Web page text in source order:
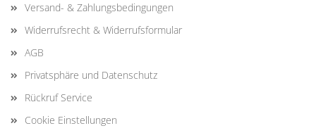
Versand- & Zahlungsbedingungen
Widerrufsrecht & Widerrufsformular
AGB
Privatsphäre und Datenschutz
Rückruf Service
Cookie Einstellungen